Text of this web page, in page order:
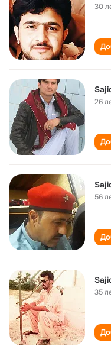
30
26
56
35